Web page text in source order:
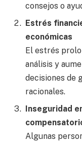
consejos o
Estrés
económicas
El estrés
análisis y
decisiones de
racionales.
Inseguridad
Algunas